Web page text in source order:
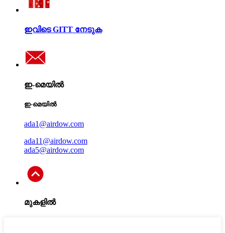
ഇവിടെ GITT നേടുക
ഇ-മെയിൽ
ഇ-മെയിൽ
ada1@airdow.com
ada11@airdow.com
ada5@airdow.com
മുകളിൽ